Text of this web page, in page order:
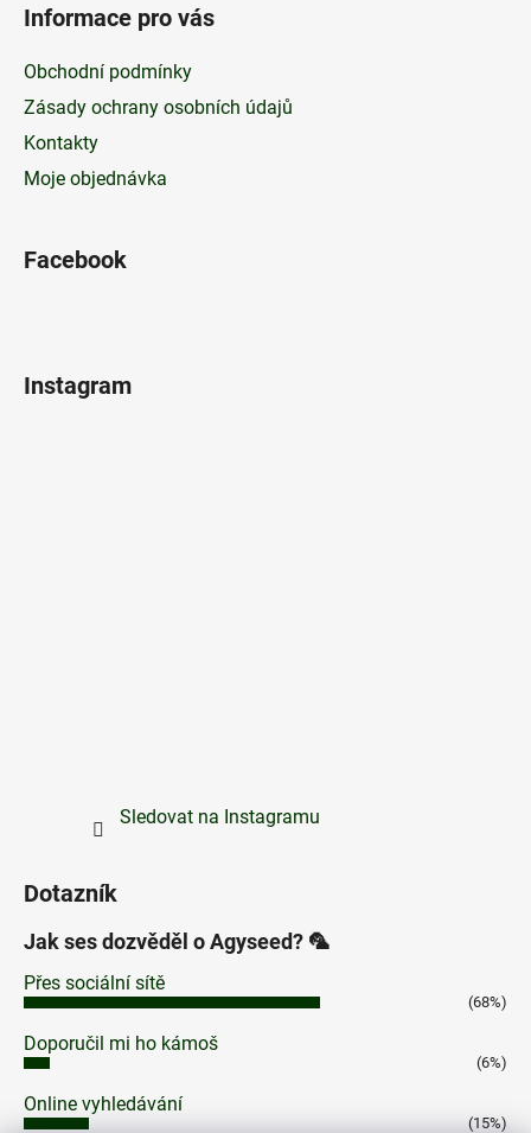
Informace pro vás
Obchodní podmínky
Zásady ochrany osobních údajů
Kontakty
Moje objednávka
Facebook
Instagram
Sledovat na Instagramu
Dotazník
Jak ses dozvěděl o Agyseed? 🦜
Přes sociální sítě
(68%)
Doporučil mi ho kámoš
(6%)
Online vyhledávání
(15%)